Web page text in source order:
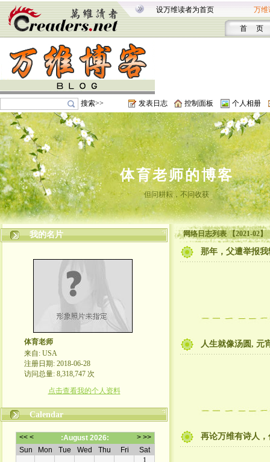
设万维读者为首页 万维
首 页
搜索>> 发表日志 控制面板 个人相册
体育老师的博客
但问耕耘，不问收获
我的名片
体育老师
来自: USA
注册日期: 2018-06-28
访问总量: 8,318,747 次
点击查看我的个人资料
Calendar
网络日志列表 【2021-02】
那年，父遭举报我
人生就像汤圆, 元
再论万维有诗人